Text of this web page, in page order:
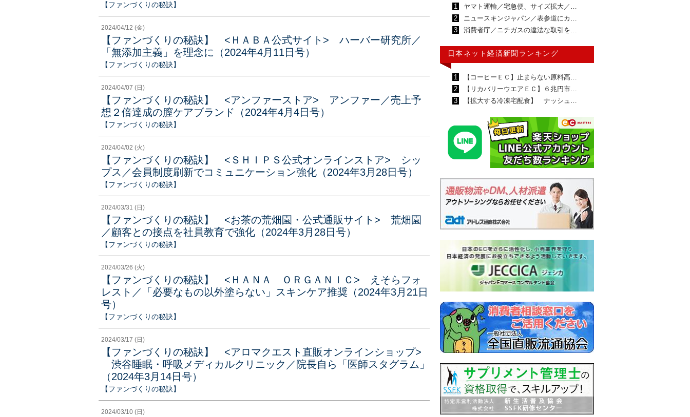
【ファンづくりの秘訣】
2024/04/12 (金)
【ファンづくりの秘訣】 <ＨＡＢＡ公式サイト> ハーバー研究所／
「無添加主義」を理念に（2024年4月11日号）
【ファンづくりの秘訣】
2024/04/07 (日)
【ファンづくりの秘訣】 <アンファーストア> アンファー／売上予
想２倍達成の膣ケアブランド（2024年4月4日号）
【ファンづくりの秘訣】
2024/04/02 (火)
【ファンづくりの秘訣】 <ＳＨＩＰＳ公式オンラインストア> シッ
プス／会員制度刷新でコミュニケーション強化（2024年3月28日号）
【ファンづくりの秘訣】
2024/03/31 (日)
【ファンづくりの秘訣】 <お茶の荒畑園・公式通販サイト> 荒畑園
／顧客との接点を社員教育で強化（2024年3月28日号）
【ファンづくりの秘訣】
2024/03/26 (火)
【ファンづくりの秘訣】 <ＨＡＮＡ ＯＲＧＡＮＩＣ> えそらフォ
レスト／「必要なもの以外塗らない」スキンケア推奨（2024年3月21日
号）
【ファンづくりの秘訣】
2024/03/17 (日)
【ファンづくりの秘訣】 <アロマクエスト直販オンラインショップ>
渋谷睡眠・呼吸メディカルクリニック／院長自ら「医師スタグラム」
（2024年3月14日号）
【ファンづくりの秘訣】
2024/03/10 (日)
1
ヤマト運輸／宅急便、サイズ拡大／…
2
ニュースキンジャパン／表参道にカ…
3
消費者庁／ニチガスの違法な取引を…
日本ネット経済新聞ランキング
1
【コーヒーＥＣ】止まらない原料高…
2
【リカバリーウエアＥＣ】６兆円市…
3
【拡大する冷凍宅配食】 ナッシュ…